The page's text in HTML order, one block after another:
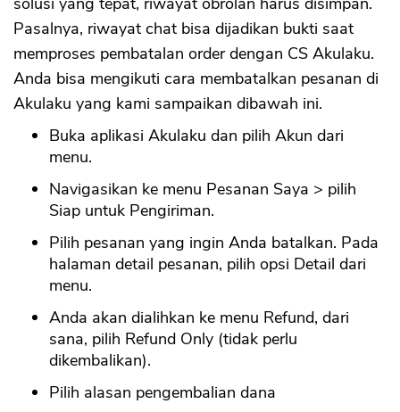
Pasalnya, riwayat chat bisa dijadikan bukti saat
memproses pembatalan order dengan CS Akulaku.
Anda bisa mengikuti cara membatalkan pesanan di
Akulaku yang kami sampaikan dibawah ini.
Buka aplikasi Akulaku dan pilih Akun dari
menu.
Navigasikan ke menu Pesanan Saya > pilih
Siap untuk Pengiriman.
Pilih pesanan yang ingin Anda batalkan. Pada
halaman detail pesanan, pilih opsi Detail dari
menu.
Anda akan dialihkan ke menu Refund, dari
sana, pilih Refund Only (tidak perlu
dikembalikan).
Pilih alasan pengembalian dana